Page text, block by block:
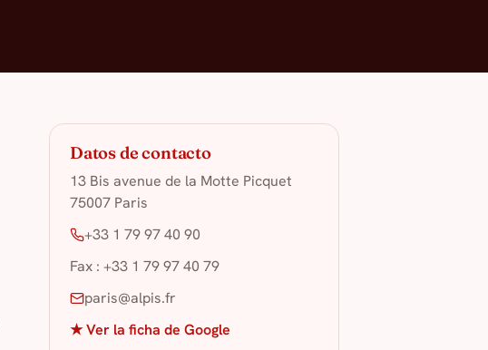
Datos de contacto
13 Bis avenue de la Motte Picquet
75007 Paris
+33 1 79 97 40 90
Fax : +33 1 79 97 40 79
paris@alpis.fr
★ Ver la ficha de Google